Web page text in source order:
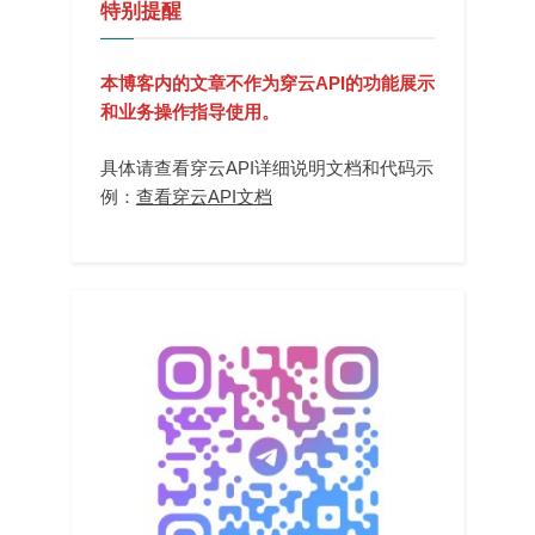
特别提醒
本博客内的文章不作为穿云API的功能展示
和业务操作指导使用。
具体请查看穿云API详细说明文档和代码示
例： 查看穿云API文档